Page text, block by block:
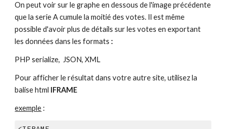
On peut voir sur le graphe en dessous de l'image précédente
que la serie A cumule la moitié des votes. Il est même
possible d'avoir plus de détails sur les votes en exportant
les données dans les formats :
PHP serialize,  JSON, XML
Pour afficher le résultat dans votre autre site, utilisez la
balise html IFRAME
exemple :